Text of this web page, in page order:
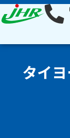
内
容
タイ